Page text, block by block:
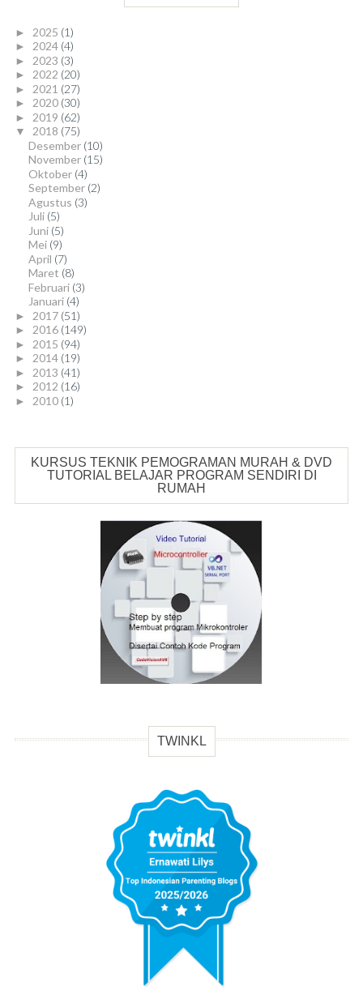
► 2025 (1)
► 2024 (4)
► 2023 (3)
► 2022 (20)
► 2021 (27)
► 2020 (30)
► 2019 (62)
▼ 2018 (75)
Desember (10)
November (15)
Oktober (4)
September (2)
Agustus (3)
Juli (5)
Juni (5)
Mei (9)
April (7)
Maret (8)
Februari (3)
Januari (4)
► 2017 (51)
► 2016 (149)
► 2015 (94)
► 2014 (19)
► 2013 (41)
► 2012 (16)
► 2010 (1)
KURSUS TEKNIK PEMOGRAMAN MURAH & DVD
TUTORIAL BELAJAR PROGRAM SENDIRI DI
RUMAH
TWINKL